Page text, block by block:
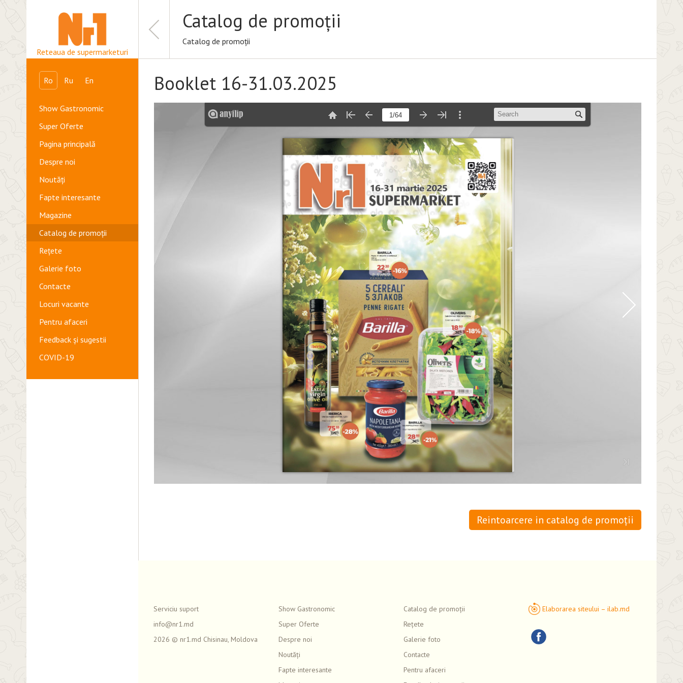
Reteaua de supermarketuri
Ro Ru En
Show Gastronomic
Super Oferte
Pagina principală
Despre noi
Noutăți
Fapte interesante
Magazine
Catalog de promoții
Rețete
Galerie foto
Contacte
Locuri vacante
Pentru afaceri
Feedback și sugestii
COVID-19
Catalog de promoții
Catalog de promoții
Booklet 16-31.03.2025
Reintoarcere in catalog de promoții
Serviciu suport
info@nr1.md
2026 © nr1.md Chisinau, Moldova
Show Gastronomic
Super Oferte
Despre noi
Noutăți
Fapte interesante
Catalog de promoții
Rețete
Galerie foto
Contacte
Pentru afaceri
Elaborarea siteului – ilab.md